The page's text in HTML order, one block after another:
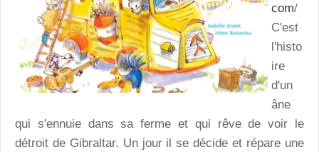
com/
C'est
l'histo
ire
d'un
âne
qui s'ennuie dans sa ferme et qui rêve de voir le
détroit de Gibraltar. Un jour il se décide et répare une